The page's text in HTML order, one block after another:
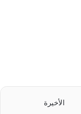
الأخيرة